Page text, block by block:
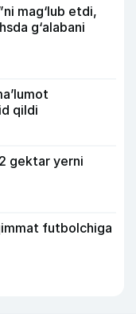
mag‘lub etdi,
g‘alabani
qildi
gektar yerni
futbolchiga